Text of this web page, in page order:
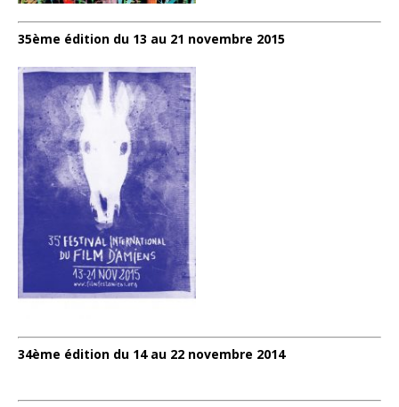
35ème édition du 13 au 21 novembre 2015
34ème édition du 14 au 22 novembre 2014